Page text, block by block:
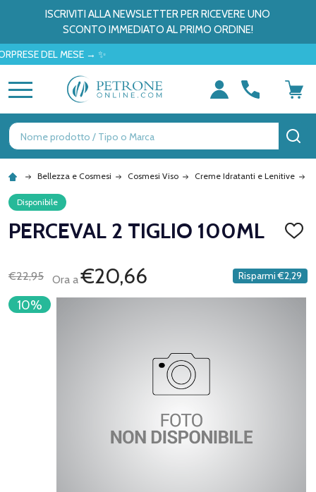
ISCRIVITI ALLA NEWSLETTER PER RICEVERE UNO
SCONTO IMMEDIATO AL PRIMO ORDINE!
DEL MESE → ✨
Ricerca
Bellezza e Cosmesi Cosmesi Viso Creme Idratanti e Lenitive
Disponibile
PERCEVAL 2 TIGLIO 100ML
DEI
€22,95 Ora a€20,66 Risparmi €2,29
10%